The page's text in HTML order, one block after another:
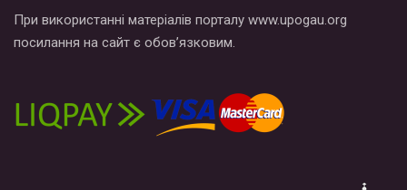
При використанні матеріалів порталу www.upogau.org
посилання на сайт є обов’язковим.